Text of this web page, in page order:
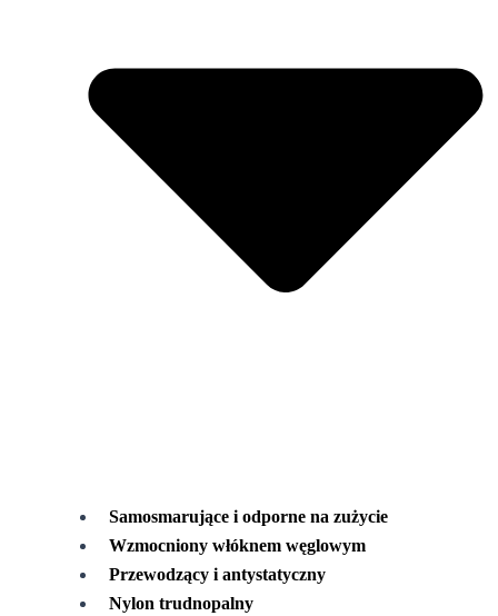
Samosmarujące i odporne na zużycie
Wzmocniony włóknem węglowym
Przewodzący i antystatyczny
Nylon trudnopalny